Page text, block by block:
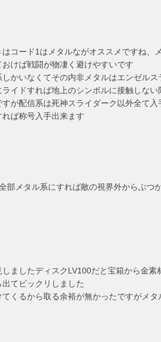
コード1はメタルながオススメですね、
けば戦闘が物凄く避けやすいです
かいなくてその内非メタルはエンゼルス
イドすれば地上のシンボルに接触しな
が配信系は死神スライダーク以外全て
ば称号入手出来ます
部メタル系にすれば敵の視界外からぶつ
ましたディスクLV100だと宝箱から金
てビックリしました
くるから取る余裕が無かったですがメ